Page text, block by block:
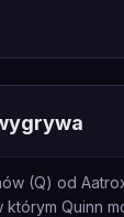
(Q) od
którym Quinn